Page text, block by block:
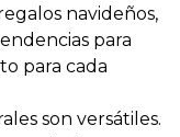
navideños,
para
para cada
son versátiles.